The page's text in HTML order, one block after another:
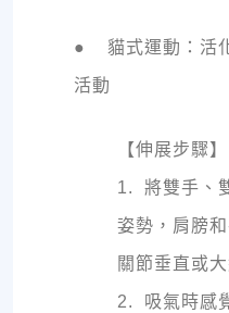
● 貓式運動：活
活動
【伸展步驟】
1. 將雙手、
姿勢，肩膀
關節垂直或
2. 吸氣時感